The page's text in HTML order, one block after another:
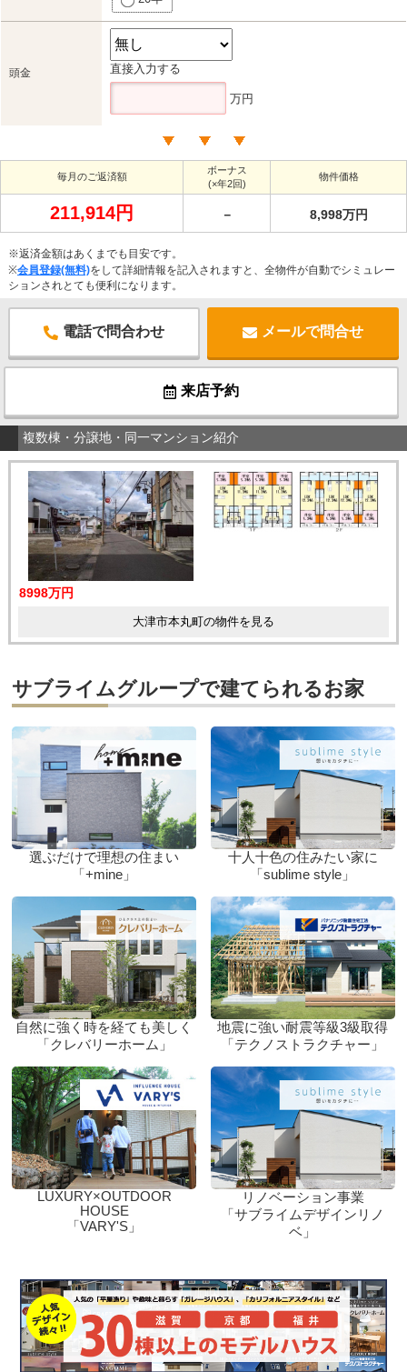
頭金 直接入力する
万円
毎月のご返済額
ボーナス
(×年2回)
物件価格
211,914円 － 8,998万円
※返済金額はあくまでも目安です。
※会員登録(無料)をして詳細情報を記入されますと、全物件が自動でシミュレー
ションされとても便利になります。
電話で問合わせ メールで問合せ
来店予約
複数棟・分譲地・同一マンション紹介
8998万円
大津市本丸町の物件を見る
サブライムグループで建てられるお家
選ぶだけで理想の住まい
「+mine」
十人十色の住みたい家に
「sublime style」
自然に強く時を経ても美しく
「クレバリーホーム」
地震に強い耐震等級3級取得
「テクノストラクチャー」
LUXURY×OUTDOOR
HOUSE
「VARY'S」
リノベーション事業
「サブライムデザインリノ
ベ」